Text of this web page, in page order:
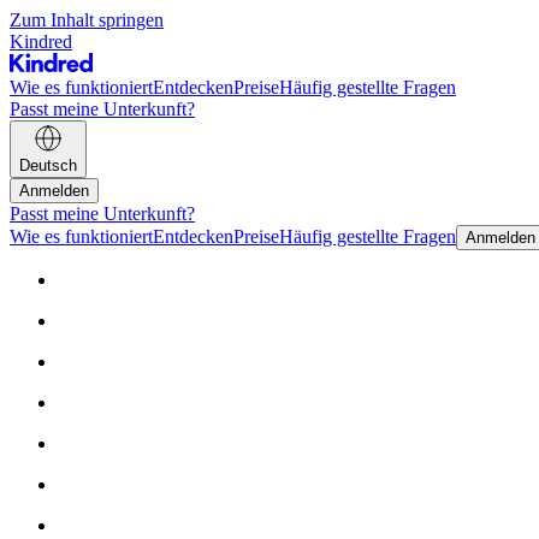
Zum Inhalt springen
Kindred
Wie es funktioniertEntdeckenPreiseHäufig gestellte Fragen
Passt meine Unterkunft?
Deutsch
Anmelden
Passt meine Unterkunft?
Wie es funktioniertEntdeckenPreiseHäufig gestellte Fragen Anmelden